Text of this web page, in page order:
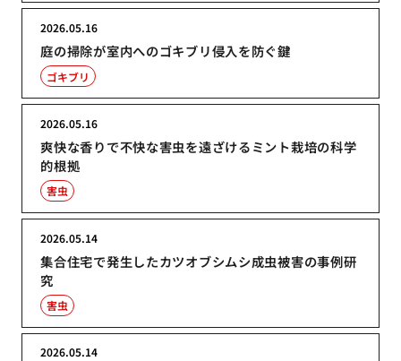
庭の掃除が室内へのゴキブリ侵入を防ぐ鍵
2026.05.16
ゴキブリ
爽快な香りで不快な害虫を遠ざけるミント栽培の科学
的根拠
2026.05.16
害虫
集合住宅で発生したカツオブシムシ成虫被害の事例研
究
2026.05.14
害虫
2026.05.14